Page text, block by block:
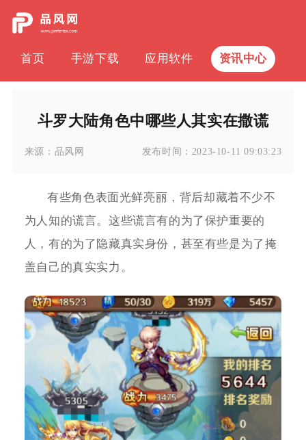
首页 手游下载 应用软件 资讯中心
斗罗大陆角色中哪些人其实在撒谎
来源： 品风网 发布时间： 2023-10-11 09:03:23
有些角色表面光鲜亮丽，背后却藏着不少不
为人知的谎言。这些谎言有的为了保护重要的
人，有的为了隐藏真实身份，甚至有些是为了掩
盖自己的真实实力。